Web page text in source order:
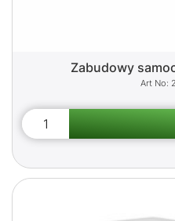
Zabudowy